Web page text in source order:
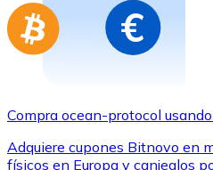
Compra ocean-protocol
Adquiere cupones Bitnovo en
físicos en Europa y canjealos